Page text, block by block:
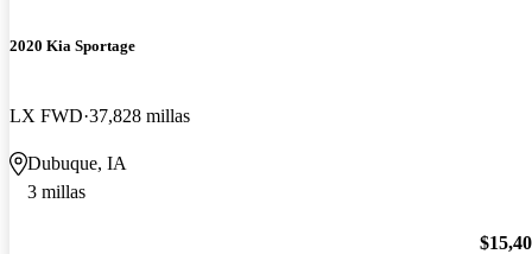
2020 Kia Sportage
LX FWD 37,828 millas
Dubuque, IA
3 millas